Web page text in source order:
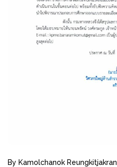
By Kamolchanok Reungkitjakran